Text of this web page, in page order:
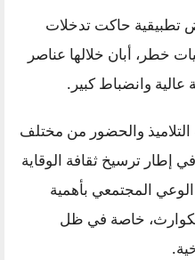
تطبيقية حاكت تدخلات
خطر، أبان خلالها عناصر
عالية وانضباط كبير.
والحضور من مختلف
إطار ترسيخ ثقافة الوقاية
المجتمعي بأهمية
خاصة في ظل